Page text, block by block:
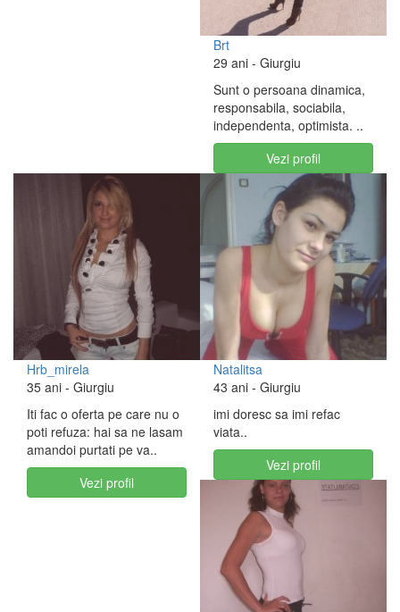
Brt
29 ani - Giurgiu
Sunt o persoana dinamica,
responsabila, sociabila,
independenta, optimista. ..
Vezi profil
Hrb_mirela
35 ani - Giurgiu
Iti fac o oferta pe care nu o
poti refuza: hai sa ne lasam
amandoi purtati pe va..
Vezi profil
Natalitsa
43 ani - Giurgiu
imi doresc sa imi refac
viata..
Vezi profil